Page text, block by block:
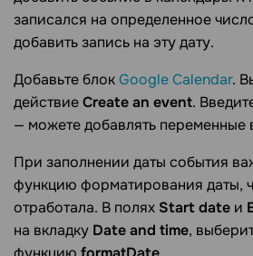
записался на определенное
добавить запись на эту дату.
Добавьте блокGoogle Calendar.
действиеCreate an event.
— можете добавлять переменные
При заполнении даты события
функцию форматирования даты,
отработала. В полях Start date и
на вкладку Date and time,